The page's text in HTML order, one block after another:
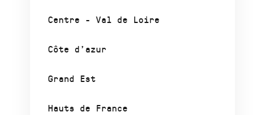
Centre - Val de Loire
Côte d’azur
Grand Est
Hauts de France